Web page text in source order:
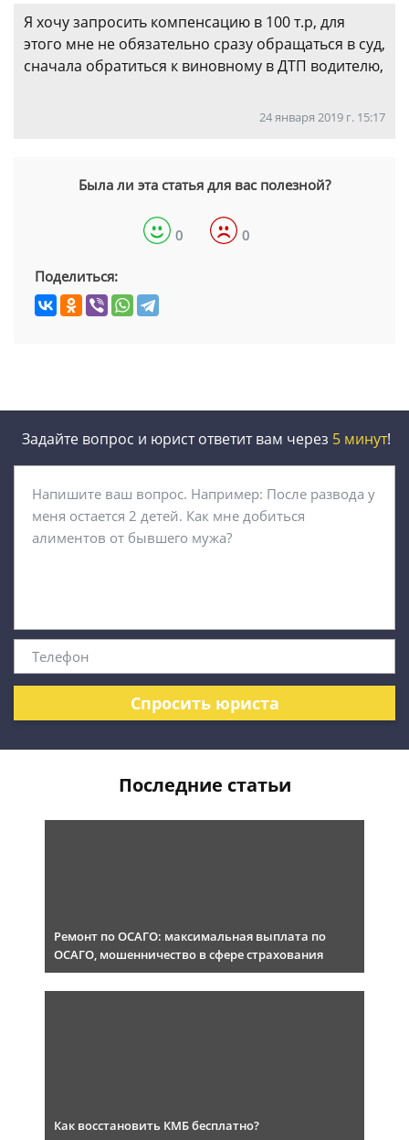
Я хочу запросить компенсацию в 100 т.р, для
этого мне не обязательно сразу обращаться в суд,
сначала обратиться к виновному в ДТП водителю,
24 января 2019 г. 15:17
Была ли эта статья для вас полезной?
0 0
Поделиться:
Задайте вопрос и юрист ответит вам через 5 минут!
Спросить юриста
Последние статьи
Ремонт по ОСАГО: максимальная выплата по
ОСАГО, мошенничество в сфере страхования
Как восстановить КМБ бесплатно?